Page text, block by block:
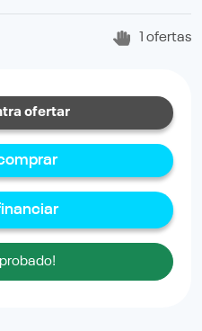
1 ofertas
Quiero contra ofertar